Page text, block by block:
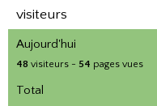
visiteurs
Aujourd'hui
48 visiteurs - 54 pages vues
Total